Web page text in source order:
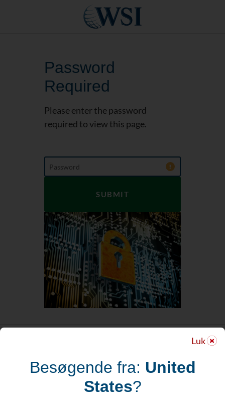
Password
Required
Please enter the password
required to view this page.
Password
91 Skyway Avenue, Suite 104
Etobicoke, ON, Canada
M9W 6R5
Luk
Besøgende fra: United
States?